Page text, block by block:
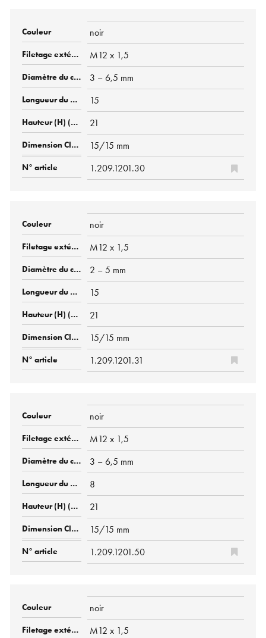
noir
M12 x 1,5
3 – 6,5 mm
15
21
15/15 mm
1.209.1201.30
noir
M12 x 1,5
2 – 5 mm
15
21
15/15 mm
1.209.1201.31
noir
M12 x 1,5
3 – 6,5 mm
8
21
15/15 mm
1.209.1201.50
noir
M12 x 1,5